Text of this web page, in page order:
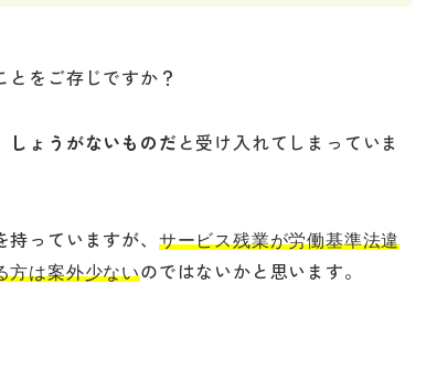
とをご存じですか？
しょうがないものだ と受け入れてしまっていま
っていますが、
サービス残業が労働基準法違
方は案外少ないのではないかと思います。